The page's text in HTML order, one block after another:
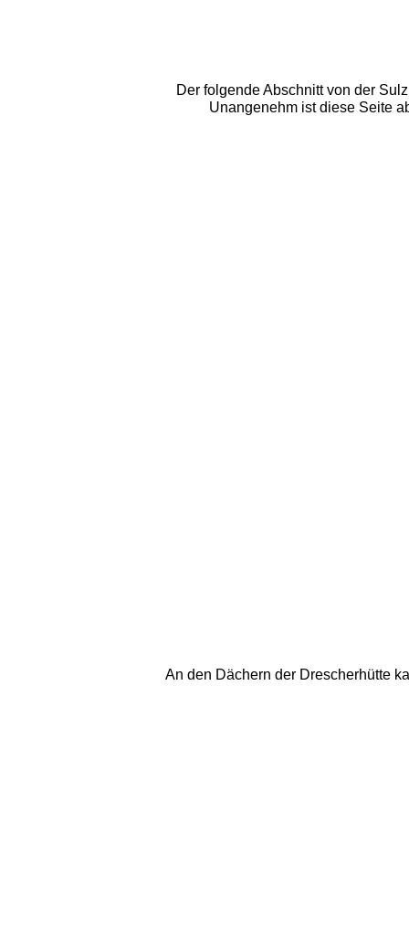
Der folgende Abschnitt von der
Unangenehm ist diese Seite
An den Dächern der Drescherhütte